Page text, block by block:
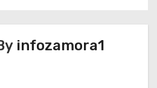
infozamora1